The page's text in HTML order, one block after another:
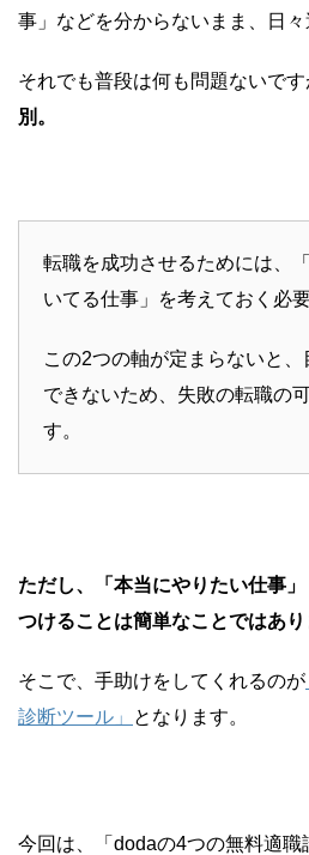
事」などを分からないまま、日々
それでも普段は何も問題ないです
別。
転職を成功させるためには、
いてる仕事」を考えておく必
この2つの軸が定まらないと
できないため、失敗の転職の
す。
ただし、「本当にやりたい仕事
つけることは簡単なことではあり
そこで、手助けをしてくれるのが
診断ツール」
となります。
今回は、「 dodaの4つの無料適